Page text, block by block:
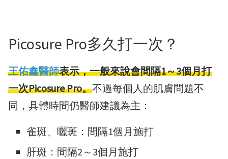
Picosure Pro多久打一次？
王佑鑫醫師表示，一般來說會間隔1～3個月打
一次Picosure Pro。不過每個人的肌膚問題不
同，具體時間仍醫師建議為主：
雀斑、曬斑：間隔1個月施打
肝斑：間隔2～3個月施打